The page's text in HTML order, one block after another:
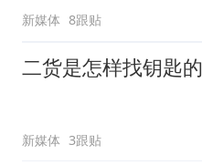
新媒体 8跟贴
二货是怎样找钥匙的
新媒体 3跟贴